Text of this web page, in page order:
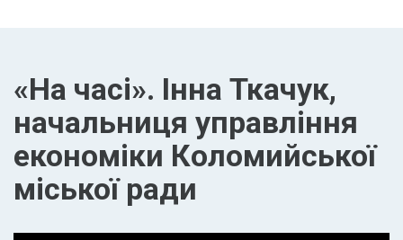
«На часі». Інна Ткачук,
начальниця управління
економіки Коломийської
міської ради